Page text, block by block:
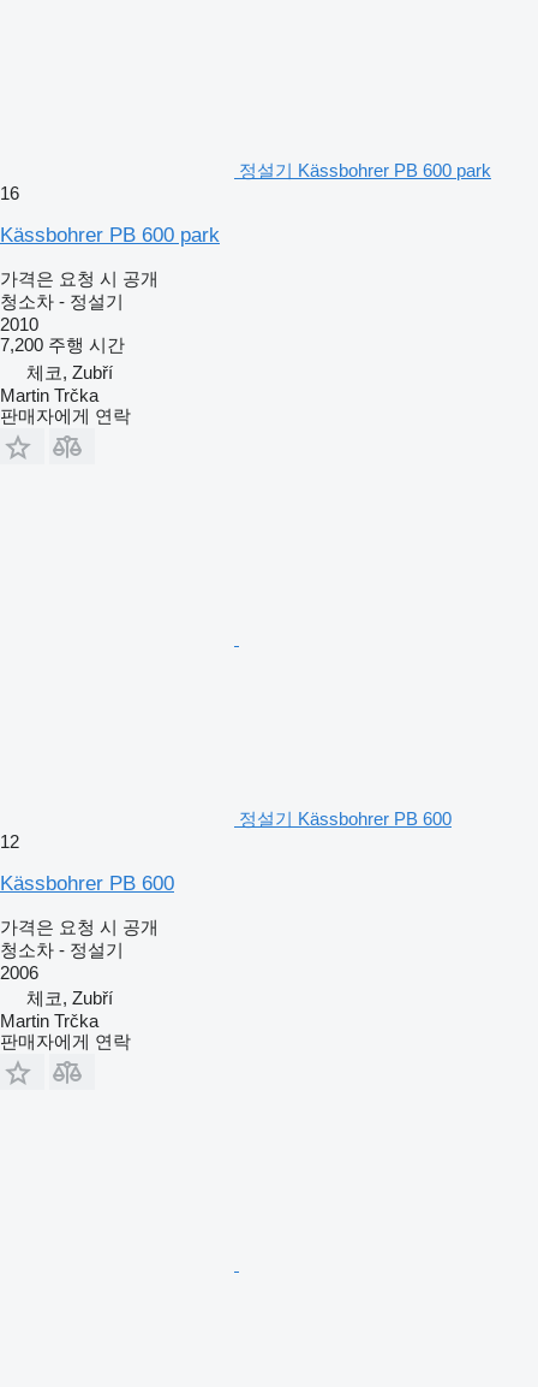
정설기 Kässbohrer PB 600 park
16
Kässbohrer PB 600 park
가격은 요청 시 공개
청소차 - 정설기
2010
7,200 주행 시간
체코, Zubří
Martin Trčka
판매자에게 연락
정설기 Kässbohrer PB 600
12
Kässbohrer PB 600
가격은 요청 시 공개
청소차 - 정설기
2006
체코, Zubří
Martin Trčka
판매자에게 연락